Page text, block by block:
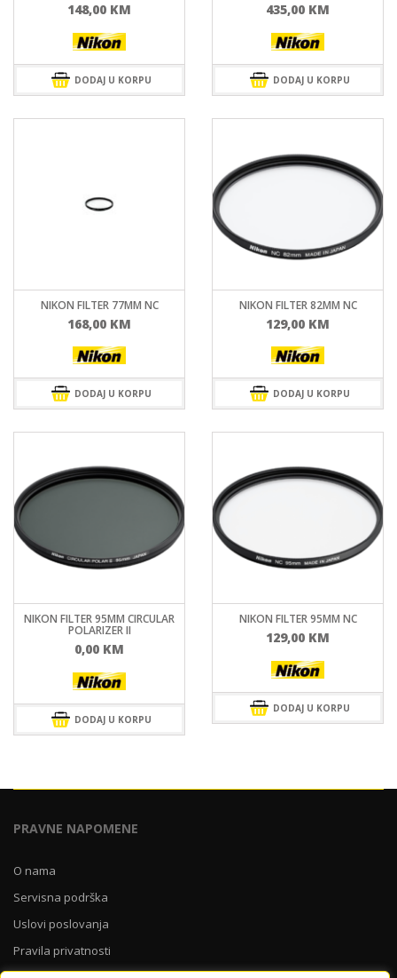
148,00 KM
DODAJ U KORPU
435,00 KM
DODAJ U KORPU
NIKON FILTER 77MM NC
168,00 KM
DODAJ U KORPU
NIKON FILTER 82MM NC
129,00 KM
DODAJ U KORPU
NIKON FILTER 95MM CIRCULAR
POLARIZER II
0,00 KM
DODAJ U KORPU
NIKON FILTER 95MM NC
129,00 KM
DODAJ U KORPU
PRAVNE NAPOMENE
O nama
Servisna podrška
Uslovi poslovanja
Pravila privatnosti